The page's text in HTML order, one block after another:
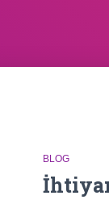
BLOG